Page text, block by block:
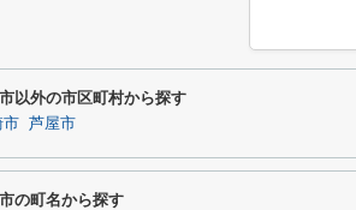
以外の市区町村から探す
市 芦屋市
の町名から探す